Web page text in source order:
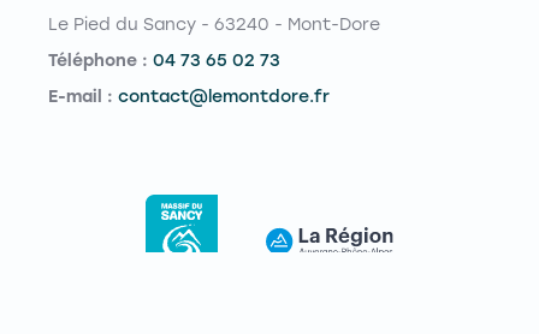
Le Pied du Sancy - 63240 - Mont-Dore
Téléphone : 04 73 65 02 73
E-mail : contact@lemontdore.fr